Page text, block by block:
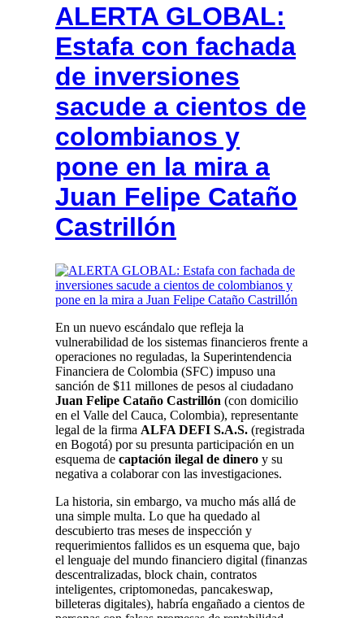
ALERTA GLOBAL:
Estafa con fachada
de inversiones
sacude a cientos de
colombianos y
pone en la mira a
Juan Felipe Cataño
Castrillón
En un nuevo escándalo que refleja la
vulnerabilidad de los sistemas financieros frente a
operaciones no reguladas, la Superintendencia
Financiera de Colombia (SFC) impuso una
sanción de $11 millones de pesos al ciudadano
Juan Felipe Cataño Castrillón (con domicilio
en el Valle del Cauca, Colombia), representante
legal de la firma ALFA DEFI S.A.S. (registrada
en Bogotá) por su presunta participación en un
esquema de captación ilegal de dinero y su
negativa a colaborar con las investigaciones.
La historia, sin embargo, va mucho más allá de
una simple multa. Lo que ha quedado al
descubierto tras meses de inspección y
requerimientos fallidos es un esquema que, bajo
el lenguaje del mundo financiero digital (finanzas
descentralizadas, block chain, contratos
inteligentes, criptomonedas, pancakeswap,
billeteras digitales), habría engañado a cientos de